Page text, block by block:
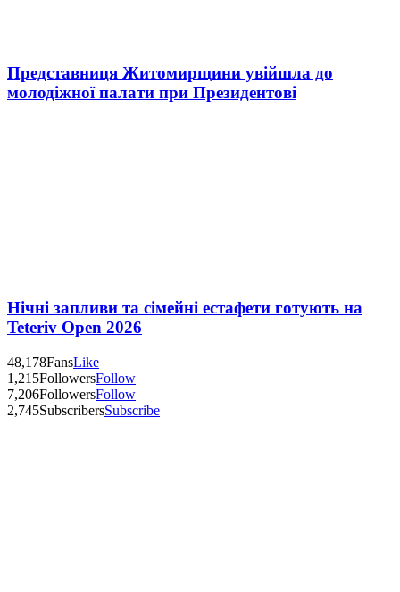
Представниця Житомирщини увійшла до
молодіжної палати при Президентові
Нічні запливи та сімейні естафети готують на
Teteriv Open 2026
48,178FansLike
1,215FollowersFollow
7,206FollowersFollow
2,745SubscribersSubscribe